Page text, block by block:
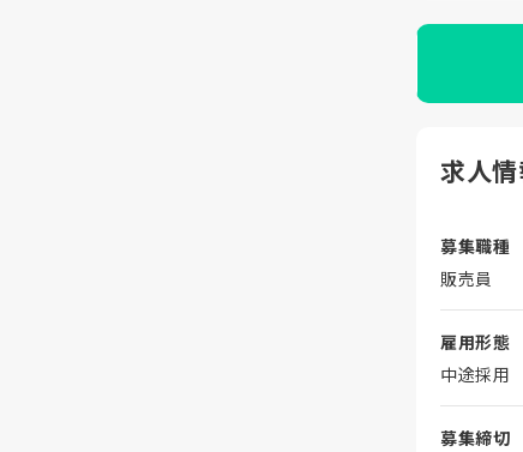
求人
募集職種
販売員
雇用形態
中途採用
募集締切